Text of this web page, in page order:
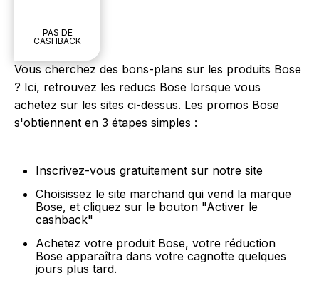
PAS DE
CASHBACK
Vous cherchez des bons-plans sur les produits Bose
? Ici, retrouvez les reducs Bose lorsque vous
achetez sur les sites ci-dessus. Les promos Bose
s'obtiennent en 3 étapes simples :
Inscrivez-vous gratuitement sur notre site
Choisissez le site marchand qui vend la marque
Bose, et cliquez sur le bouton "Activer le
cashback"
Achetez votre produit Bose, votre réduction
Bose apparaîtra dans votre cagnotte quelques
jours plus tard.